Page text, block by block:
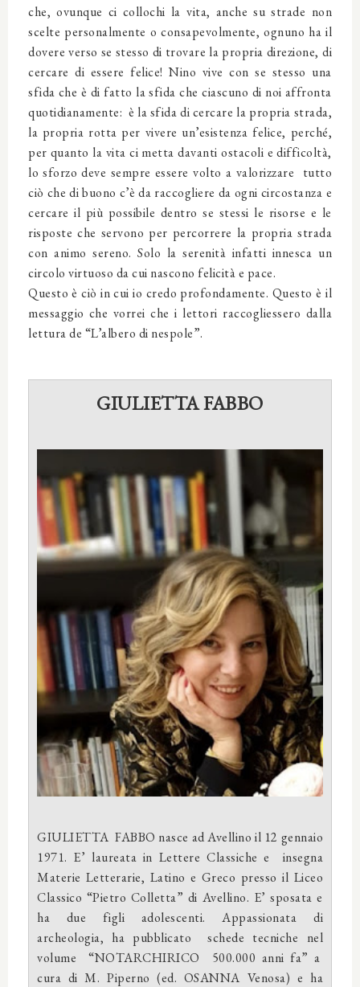
che, ovunque ci collochi la vita, anche su strade non
scelte personalmente o consapevolmente, ognuno ha il
dovere verso se stesso di trovare la propria direzione, di
cercare di essere felice! Nino vive con se stesso una
sfida che è di fatto la sfida che ciascuno di noi affronta
quotidianamente: è la sfida di cercare la propria strada,
la propria rotta per vivere un’esistenza felice, perché,
per quanto la vita ci metta davanti ostacoli e difficoltà,
lo sforzo deve sempre essere volto a valorizzare tutto
ciò che di buono c’è da raccogliere da ogni circostanza e
cercare il più possibile dentro se stessi le risorse e le
risposte che servono per percorrere la propria strada
con animo sereno. Solo la serenità infatti innesca un
circolo virtuoso da cui nascono felicità e pace.
Questo è ciò in cui io credo profondamente. Questo è il
messaggio che vorrei che i lettori raccogliessero dalla
lettura de “L’albero di nespole”.
GIULIETTA FABBO
GIULIETTA FABBO nasce ad Avellino il 12 gennaio
1971. E’ laureata in Lettere Classiche e insegna
Materie Letterarie, Latino e Greco presso il Liceo
Classico “Pietro Colletta” di Avellino. E’ sposata e
ha due figli adolescenti. Appassionata di
archeologia, ha pubblicato schede tecniche nel
volume “NOTARCHIRICO 500.000 anni fa” a
cura di M. Piperno (ed. OSANNA Venosa) e ha